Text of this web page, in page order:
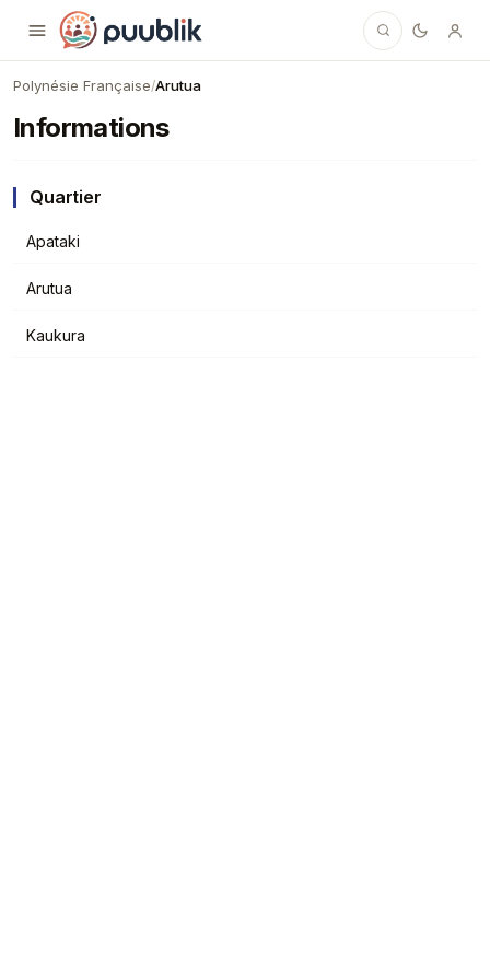
Puublik
Polynésie Française/Arutua
Informations
Quartier
Apataki
Arutua
Kaukura